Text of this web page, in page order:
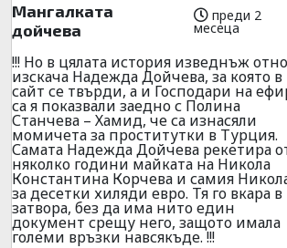
Мангалката
дойчева
преди 2
месеца
!!! Но в цялата история изведнъж
изскача Надежда Дойчева, за която в
сайт се твърди, а и Господари на
са я показвали заедно с Полина
Станчева – Хамид, че са изнасяли
момичета за проститутки в Турция.
Самата Надежда Дойчева рекетира
няколко години майката на Никола
Константина Корчева и самия
за десетки хиляди евро. Тя го вкара в
затвора, без да има нито един
документ срещу него, защото имала
големи връзки навсякъде. !!!